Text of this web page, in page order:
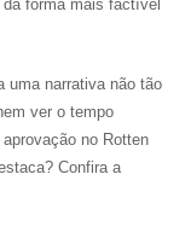
forma mais factível
uma narrativa não tão
ver o tempo
no Rotten
Confira a